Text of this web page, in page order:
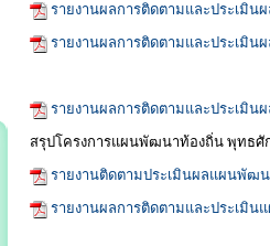
รายงานผลการติดตามและประเมิน
รายงานผลการติดตามและประเมิน
รายงานผลการติดตามและประเมิน
สรุปโครงการแผนพัฒนาท้องถิ่น พุทธศัก
รายงานติดตามประเมินผลแผนพัฒ
รายงานผลการติดตามและประเมิน